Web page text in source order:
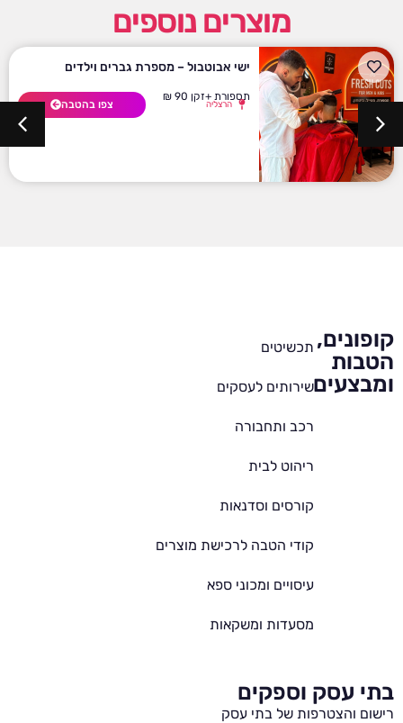
מוצרים נוספים
ישי אבוטבול – מספרת גברים וילדים
תספורת +זקן 90 ₪
הרצליה צפו בהטבה
קופונים,
הטבות
ומבצעים
תכשיטים
שירותים לעסקים
רכב ותחבורה
ריהוט לבית
קורסים וסדנאות
קודי הטבה לרכישת מוצרים
עיסויים ומכוני ספא
מסעדות ומשקאות
בתי עסק וספקים
רישום והצטרפות של בתי עסק